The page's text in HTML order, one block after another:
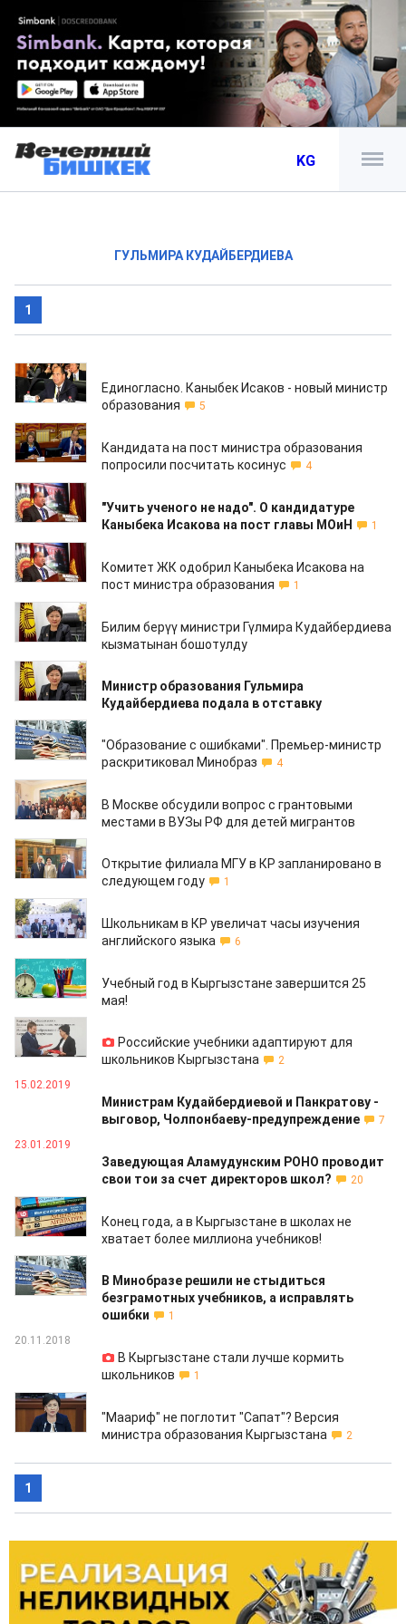
KG
ГУЛЬМИРА КУДАЙБЕРДИЕВА
1
11.09.2019
Единогласно. Каныбек Исаков - новый министр
образования
5
11.09.2019
Кандидата на пост министра образования
попросили посчитать косинус
4
10.09.2019
"Учить ученого не надо". О кандидатуре
Каныбека Исакова на пост главы МОиН
1
09.09.2019
Комитет ЖК одобрил Каныбека Исакова на
пост министра образования
1
04.09.2019
Билим берүү министри Гүлмира Кудайбердиева
кызматынан бошотулду
04.09.2019
Министр образования Гульмира
Кудайбердиева подала в отставку
28.08.2019
"Образование с ошибками". Премьер-министр
раскритиковал Минобраз
4
23.07.2019
В Москве обсудили вопрос с грантовыми
местами в ВУЗы РФ для детей мигрантов
22.07.2019
Открытие филиала МГУ в КР запланировано в
следующем году
1
26.06.2019
Школьникам в КР увеличат часы изучения
английского языка
6
12.04.2019
Учебный год в Кыргызстане завершится 25
мая!
28.03.2019
Российские учебники адаптируют для
школьников Кыргызстана
2
15.02.2019
Министрам Кудайбердиевой и Панкратову -
выговор, Чолпонбаеву-предупреждение
7
23.01.2019
Заведующая Аламудунским РОНО проводит
свои тои за счет директоров школ?
20
07.12.2018
Конец года, а в Кыргызстане в школах не
хватает более миллиона учебников!
03.12.2018
В Минобразе решили не стыдиться
безграмотных учебников, а исправлять
ошибки
1
20.11.2018
В Кыргызстане стали лучше кормить
школьников
1
14.09.2018
"Маариф" не поглотит "Сапат"? Версия
министра образования Кыргызстана
2
1